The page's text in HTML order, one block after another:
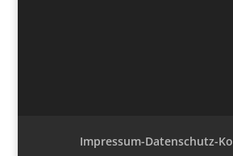
Impressum-Datenschutz-